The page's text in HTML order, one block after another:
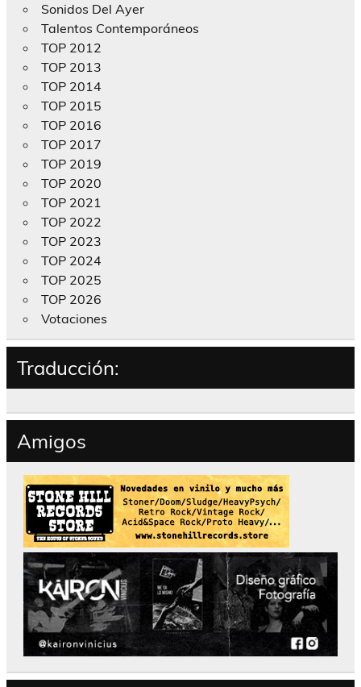
Sonidos Del Ayer
Talentos Contemporáneos
TOP 2012
TOP 2013
TOP 2014
TOP 2015
TOP 2016
TOP 2017
TOP 2019
TOP 2020
TOP 2021
TOP 2022
TOP 2023
TOP 2024
TOP 2025
TOP 2026
Votaciones
Traducción:
Amigos